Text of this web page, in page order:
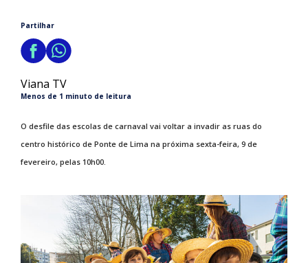
Partilhar
Viana TV
Menos de 1 minuto de leitura
O desfile das escolas de carnaval vai voltar a invadir as ruas do
centro histórico de Ponte de Lima na próxima sexta-feira, 9 de
fevereiro, pelas 10h00.